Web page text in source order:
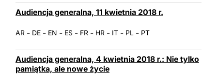
Audiencja generalna, 11 kwietnia 2018 r.
AR - DE - EN - ES - FR - HR - IT - PL - PT
Audiencja generalna, 4 kwietnia 2018 r.: Nie tylko
pamiątka, ale nowe życie